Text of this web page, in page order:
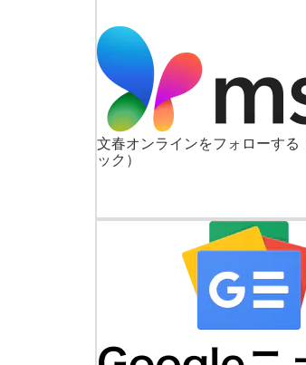
文春オンラインをフォローする
ック）